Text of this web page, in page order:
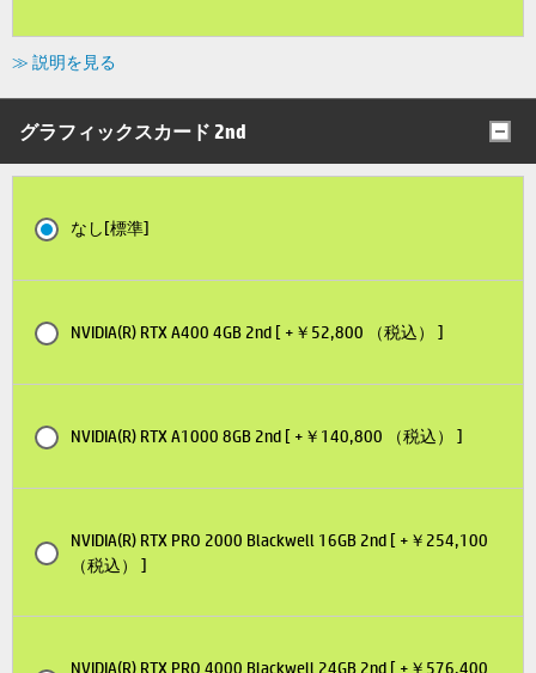
≫ 説明を見る
グラフィックスカード 2nd
なし[標準]
NVIDIA(R) RTX A400 4GB 2nd [ +￥52,800 （税込） ]
NVIDIA(R) RTX A1000 8GB 2nd [ +￥140,800 （税込） ]
NVIDIA(R) RTX PRO 2000 Blackwell 16GB 2nd [ +￥254,100
（税込） ]
NVIDIA(R) RTX PRO 4000 Blackwell 24GB 2nd [ +￥576,400